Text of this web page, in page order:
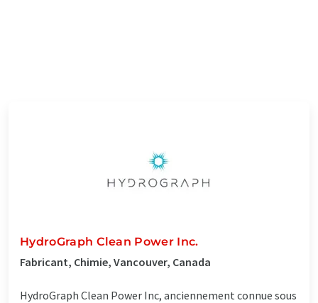
HydroGraph Clean Power Inc.
Fabricant, Chimie, Vancouver, Canada
HydroGraph Clean Power Inc, anciennement connue sous